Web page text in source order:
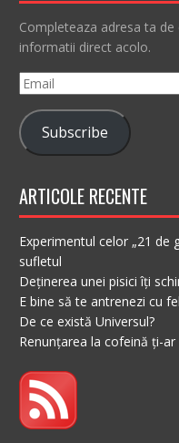
Completeaza adresa ta
informatii direct acolo.
Email
Subscribe
ARTICOLE RECENTE
Experimentul celor „21 de
sufletul
Deținerea unei pisici îți
E bine să te antrenezi cu
De ce există Universul?
Renunțarea la cofeină ți-